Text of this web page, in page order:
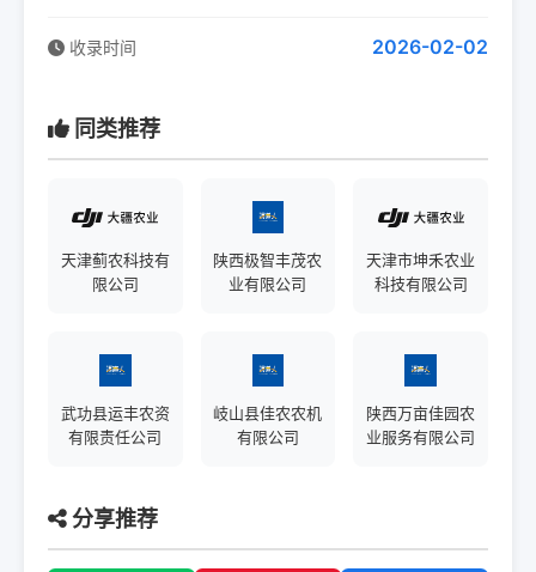
收录时间 2026-02-02
同类推荐
天津蓟农科技有
限公司
陕西极智丰茂农
业有限公司
天津市坤禾农业
科技有限公司
武功县运丰农资
有限责任公司
岐山县佳农农机
有限公司
陕西万亩佳园农
业服务有限公司
分享推荐